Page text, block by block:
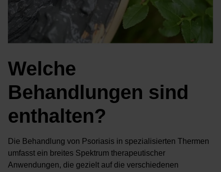
Welche
Behandlungen sind
enthalten?
Die Behandlung von Psoriasis in spezialisierten Thermen
umfasst ein breites Spektrum therapeutischer
Anwendungen, die gezielt auf die verschiedenen